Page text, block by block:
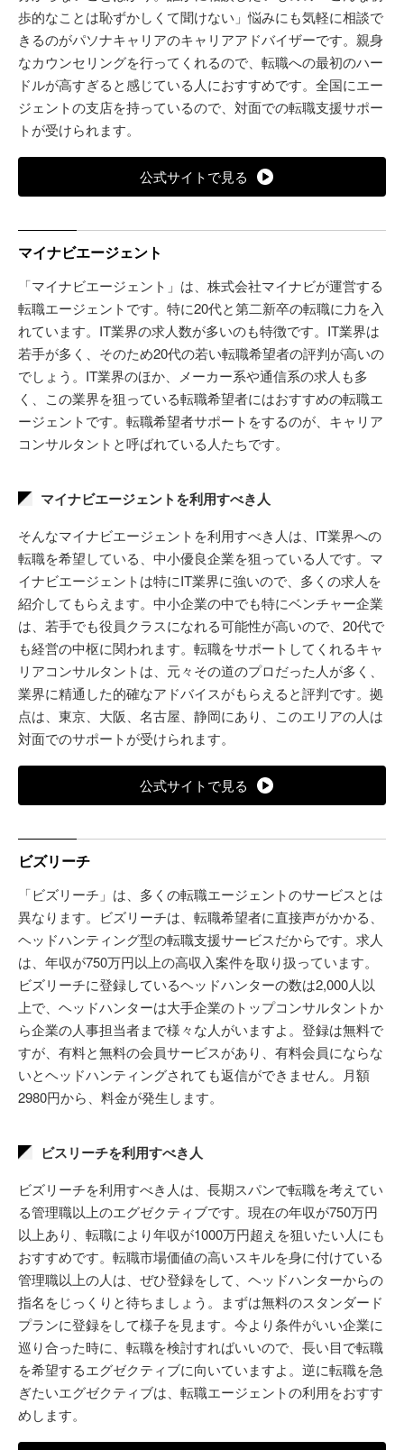
歩的なことは恥ずかしくて聞けない」悩みにも気軽に相談で
きるのがパソナキャリアのキャリアアドバイザーです。親身
なカウンセリングを行ってくれるので、転職への最初のハー
ドルが高すぎると感じている人におすすめです。全国にエー
ジェントの支店を持っているので、対面での転職支援サポー
トが受けられます。
公式サイトで見る
マイナビエージェント
「マイナビエージェント」は、株式会社マイナビが運営する
転職エージェントです。特に20代と第二新卒の転職に力を入
れています。IT業界の求人数が多いのも特徴です。IT業界は
若手が多く、そのため20代の若い転職希望者の評判が高いの
でしょう。IT業界のほか、メーカー系や通信系の求人も多
く、この業界を狙っている転職希望者にはおすすめの転職エ
ージェントです。転職希望者サポートをするのが、キャリア
コンサルタントと呼ばれている人たちです。
マイナビエージェントを利用すべき人
そんなマイナビエージェントを利用すべき人は、IT業界への
転職を希望している、中小優良企業を狙っている人です。マ
イナビエージェントは特にIT業界に強いので、多くの求人を
紹介してもらえます。中小企業の中でも特にベンチャー企業
は、若手でも役員クラスになれる可能性が高いので、20代で
も経営の中枢に関われます。転職をサポートしてくれるキャ
リアコンサルタントは、元々その道のプロだった人が多く、
業界に精通した的確なアドバイスがもらえると評判です。拠
点は、東京、大阪、名古屋、静岡にあり、このエリアの人は
対面でのサポートが受けられます。
公式サイトで見る
ビズリーチ
「ビズリーチ」は、多くの転職エージェントのサービスとは
異なります。ビズリーチは、転職希望者に直接声がかかる、
ヘッドハンティング型の転職支援サービスだからです。求人
は、年収が750万円以上の高収入案件を取り扱っています。
ビズリーチに登録しているヘッドハンターの数は2,000人以
上で、ヘッドハンターは大手企業のトップコンサルタントか
ら企業の人事担当者まで様々な人がいますよ。登録は無料で
すが、有料と無料の会員サービスがあり、有料会員にならな
いとヘッドハンティングされても返信ができません。月額
2980円から、料金が発生します。
ビスリーチを利用すべき人
ビズリーチを利用すべき人は、長期スパンで転職を考えてい
る管理職以上のエグゼクティブです。現在の年収が750万円
以上あり、転職により年収が1000万円超えを狙いたい人にも
おすすめです。転職市場価値の高いスキルを身に付けている
管理職以上の人は、ぜひ登録をして、ヘッドハンターからの
指名をじっくりと待ちましょう。まずは無料のスタンダード
プランに登録をして様子を見ます。今より条件がいい企業に
巡り合った時に、転職を検討すればいいので、長い目で転職
を希望するエグゼクティブに向いていますよ。逆に転職を急
ぎたいエグゼクティブは、転職エージェントの利用をおすす
めします。